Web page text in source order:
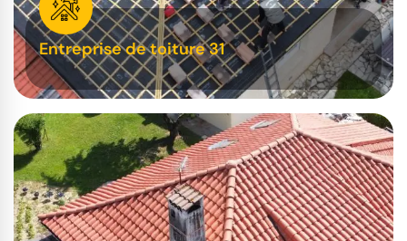
Entreprise de toiture 31